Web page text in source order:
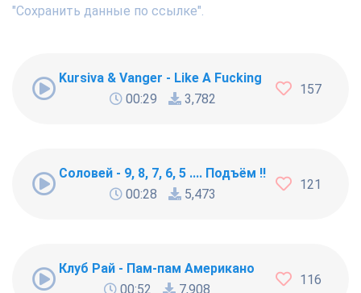
"Сохранить данные по ссылке".
Kursiva & Vanger - Like A Fucking Newbie
00:29
3,782
157
Соловей - 9, 8, 7, 6, 5 .... Подъём !!!
00:28
5,473
121
Клуб Рай - Пам-пам Американо
00:52
7,908
116